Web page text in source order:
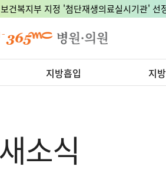
건복지부 지정 '첨단재생의료실시기관' 선
지방흡입 지
새소식